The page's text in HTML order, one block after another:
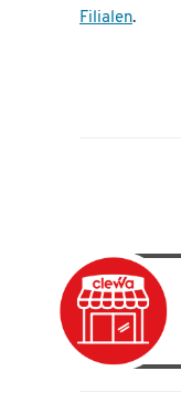
Filialen.